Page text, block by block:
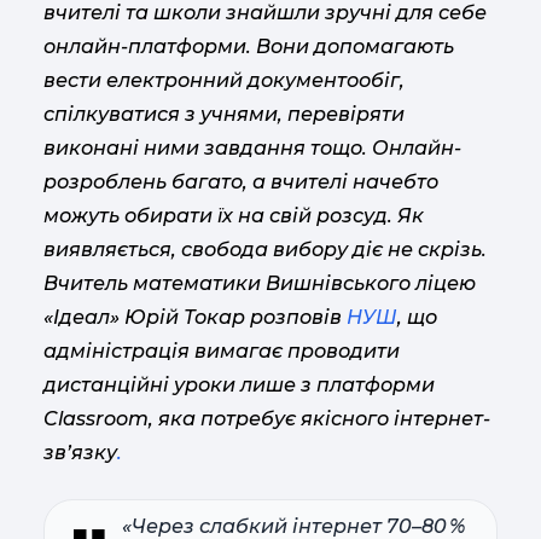
вчителі та школи знайшли зручні для себе
онлайн-платформи. Вони допомагають
вести електронний документообіг,
спілкуватися з учнями, перевіряти
виконані ними завдання тощо. Онлайн-
розроблень багато, а вчителі начебто
можуть обирати їх на свій розсуд. Як
виявляється, свобода вибору діє не скрізь.
Вчитель математики Вишнівського ліцею
«Ідеал» Юрій Токар розповів НУШ, що
адміністрація вимагає проводити
дистанційні уроки лише з платформи
Classroom, яка потребує якісного інтернет-
зв’язку.
«Через слабкий інтернет 70–80 %